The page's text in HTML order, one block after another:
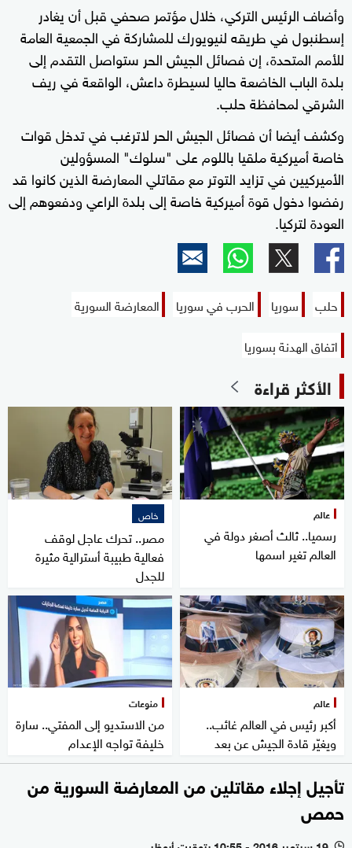
وأضاف الرئيس التركي، خلال مؤتمر صحفي قبل أن يغادر
إسطنبول في طريقه لنيويورك للمشاركة في الجمعية العامة
للأمم المتحدة، إن فصائل الجيش الحر ستواصل التقدم إلى
بلدة الباب الخاضعة حاليا لسيطرة داعش، الواقعة في ريف
الشرقي لمحافظة حلب.
وكشف أيضا أن فصائل الجيش الحر لاترغب في تدخل قوات
خاصة أميركية ملقيا باللوم على "سلوك" المسؤولين
الأميركيين في تزايد التوتر مع مقاتلي المعارضة الذين كانوا قد
رفضوا دخول قوة أميركية خاصة إلى بلدة الراعي ودفعوهم إلى
العودة لتركيا.
حلب سوريا الحرب في سوريا
المعارضة السورية
اتفاق الهدنة بسوريا
الأكثر قراءة
عالم
رسميا.. ثالث أصغر دولة في
العالم تغير اسمها
خاص
مصر.. تحرك عاجل لوقف
فعالية طبيبة أسترالية مثيرة
للجدل
عالم
أكبر رئيس في العالم غائب..
ويغيّر قادة الجيش عن بعد
منوعات
من الاستديو إلى المفتي.. سارة
خليفة تواجه الإعدام
تأجيل إجلاء مقاتلين من المعارضة السورية من
حمص
l